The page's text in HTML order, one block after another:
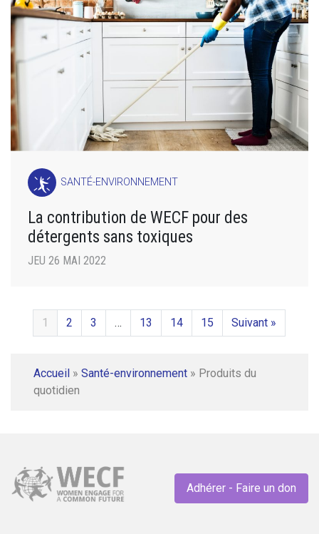
SANTÉ-ENVIRONNEMENT
La contribution de WECF pour des
détergents sans toxiques
JEU 26 MAI 2022
1 2 3 … 13 14 15 Suivant »
Accueil » Santé-environnement » Produits du
quotidien
Adhérer - Faire un don